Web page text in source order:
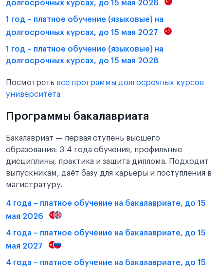
долгосрочных курсах, до 15 мая 2026
1 год – платное обучение (языковые) на
долгосрочных курсах, до 15 мая 2027
1 год – платное обучение (языковые) на
долгосрочных курсах, до 15 мая 2028
Посмотреть все программы долгосрочных курсов
университета
Программы бакалавриата
Бакалавриат — первая ступень высшего
образования: 3-4 года обучения, профильные
дисциплины, практика и защита диплома. Подходит
выпускникам, даёт базу для карьеры и поступления в
магистратуру.
4 года – платное обучение на бакалавриате, до 15
мая 2026
4 года – платное обучение на бакалавриате, до 15
мая 2027
4 года – платное обучение на бакалавриате, до 15